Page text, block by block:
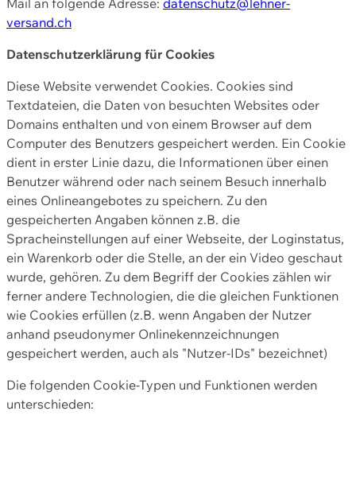
versand.ch
Datenschutzerklärung für Cookies
Diese Website verwendet Cookies. Cookies sind
Textdateien, die Daten von besuchten Websites oder
Domains enthalten und von einem Browser auf dem
Computer des Benutzers gespeichert werden. Ein Cookie
dient in erster Linie dazu, die Informationen über einen
Benutzer während oder nach seinem Besuch innerhalb
eines Onlineangebotes zu speichern. Zu den
gespeicherten Angaben können z.B. die
Spracheinstellungen auf einer Webseite, der Loginstatus,
ein Warenkorb oder die Stelle, an der ein Video geschaut
wurde, gehören. Zu dem Begriff der Cookies zählen wir
ferner andere Technologien, die die gleichen Funktionen
wie Cookies erfüllen (z.B. wenn Angaben der Nutzer
anhand pseudonymer Onlinekennzeichnungen
gespeichert werden, auch als "Nutzer-IDs" bezeichnet)
Die folgenden Cookie-Typen und Funktionen werden
unterschieden: